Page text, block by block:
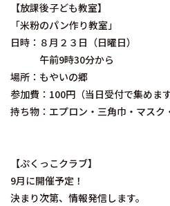
【放課後子ども教室】
「米粉のパン作り教室」
日時：８月２３日（日曜日）
午前9時30分から
場所：もやいの郷
参加費：100円（当日受付で集めます
持ち物：エプロン・三角巾・マスク
【ぷくっこクラブ】
9月に開催予定！
決まり次第、情報発信します。